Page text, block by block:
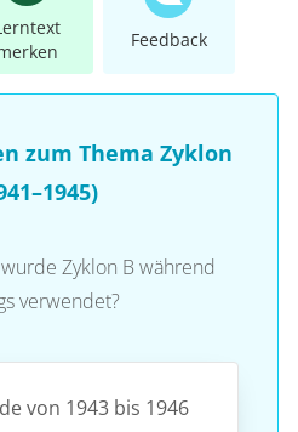
Feedback
zum Thema Zyklon
Zyklon B während
verwendet?
von 1943 bis 1946